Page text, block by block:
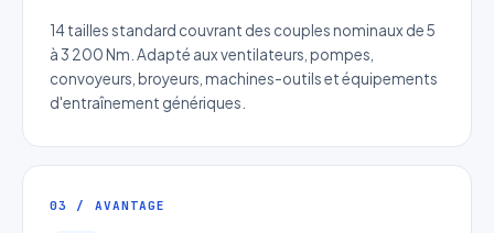
14 tailles standard couvrant des couples nominaux de 5
à 3 200 Nm. Adapté aux ventilateurs, pompes,
convoyeurs, broyeurs, machines-outils et équipements
d'entraînement génériques.
03 / AVANTAGE
Entreprise
Email*